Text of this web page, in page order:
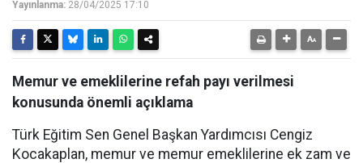
Yayınlanma: 28/04/2025 17:10
Memur ve emeklilerine refah payı verilmesi
konusunda önemli açıklama
Türk Eğitim Sen Genel Başkan Yardımcısı Cengiz
Kocakaplan, memur ve memur emeklilerine ek zam ve